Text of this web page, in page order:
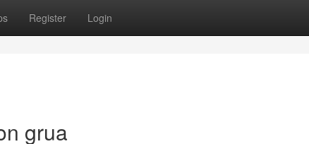
Register Login
grua